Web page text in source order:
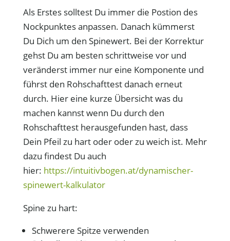
Als Erstes solltest Du immer die Postion des
Nockpunktes anpassen. Danach kümmerst
Du Dich um den Spinewert. Bei der Korrektur
gehst Du am besten schrittweise vor und
veränderst immer nur eine Komponente und
führst den Rohschafttest danach erneut
durch. Hier eine kurze Übersicht was du
machen kannst wenn Du durch den
Rohschafttest herausgefunden hast, dass
Dein Pfeil zu hart oder oder zu weich ist. Mehr
dazu findest Du auch
hier: https://intuitivbogen.at/dynamischer-
spinewert-kalkulator
Spine zu hart:
Schwerere Spitze verwenden